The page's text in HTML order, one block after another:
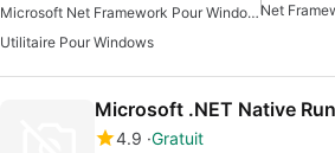
Microsoft Net Framework Pour WindowsNet
Utilitaire Pour Windows
Microsoft .NET Native
4.9 Gratuit